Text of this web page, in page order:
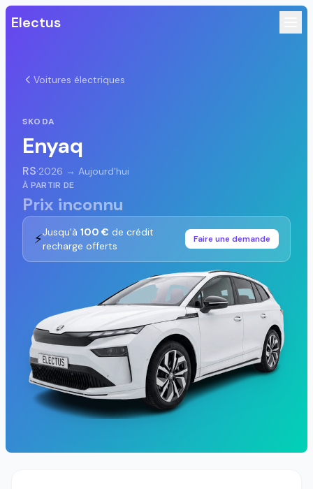
Electus
Voitures électriques
SKODA
Enyaq
RS·2026 → Aujourd'hui
À PARTIR DE
Prix inconnu
⚡Jusqu'à 100 € de crédit
recharge offerts
Faire une demande